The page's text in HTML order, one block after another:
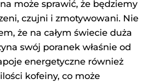
może sprawić, że będziemy
czujni i zmotywowani. Nie
że na całym świecie duża
swój poranek właśnie od
energetyczne również
kofeiny, co może